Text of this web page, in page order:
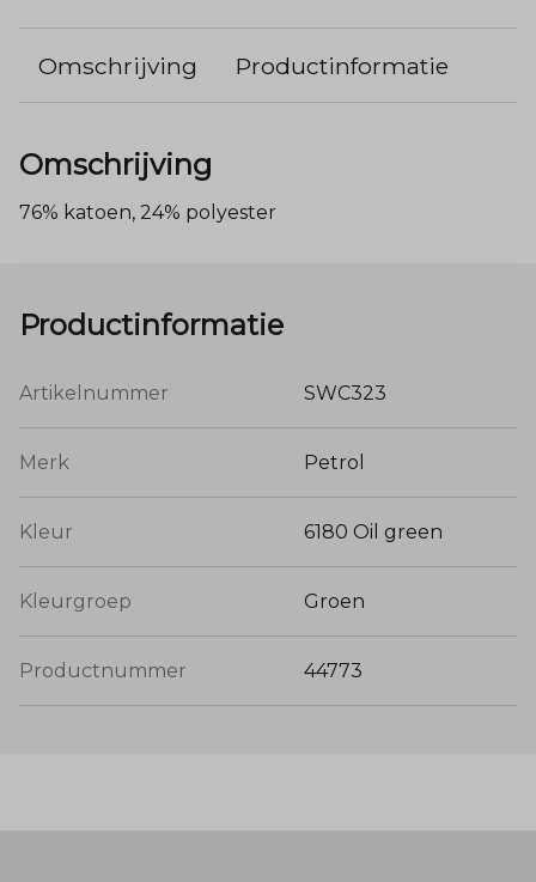
Omschrijving Productinformatie
Omschrijving
76% katoen, 24% polyester
Productinformatie
Artikelnummer SWC323
Merk Petrol
Kleur 6180 Oil green
Kleurgroep Groen
Productnummer 44773